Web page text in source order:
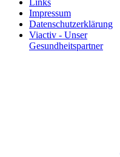
Impressum
Datenschutzerklärung
Viactiv - Unser
Gesundheitspartner